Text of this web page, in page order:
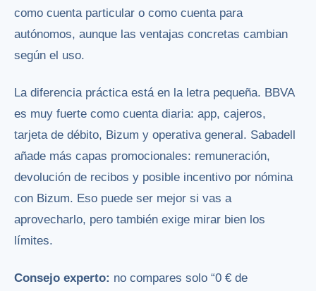
como cuenta particular o como cuenta para
autónomos, aunque las ventajas concretas cambian
según el uso.
La diferencia práctica está en la letra pequeña. BBVA
es muy fuerte como cuenta diaria: app, cajeros,
tarjeta de débito, Bizum y operativa general. Sabadell
añade más capas promocionales: remuneración,
devolución de recibos y posible incentivo por nómina
con Bizum. Eso puede ser mejor si vas a
aprovecharlo, pero también exige mirar bien los
límites.
Consejo experto: no compares solo “0 € de